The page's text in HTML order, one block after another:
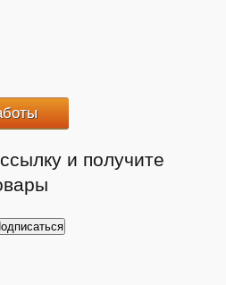
и получите